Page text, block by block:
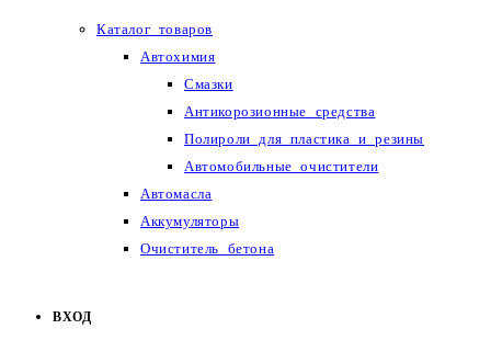
Каталог товаров
Автохимия
Смазки
Антикорозионные средства
Полироли для пластика и резины
Автомобильные очистители
Автомасла
Аккумуляторы
Очиститель бетона
ВХОД